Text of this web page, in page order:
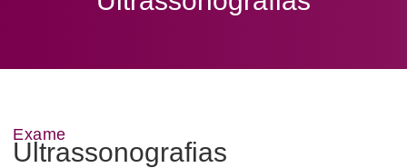
Exame
Ultrassonografias